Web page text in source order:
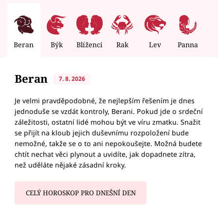
Beran Býk Blíženci Rak Lev Panna
Beran 7. 8. 2026
Je velmi pravděpodobné, že nejlepším řešením je dnes
jednoduše se vzdát kontroly, Berani. Pokud jde o srdeční
záležitosti, ostatní lidé mohou být ve víru zmatku. Snažit
se přijít na kloub jejich duševnímu rozpoložení bude
nemožné, takže se o to ani nepokoušejte. Možná budete
chtít nechat věci plynout a uvidíte, jak dopadnete zítra,
než uděláte nějaké zásadní kroky.
CELÝ HOROSKOP PRO DNEŠNÍ DEN